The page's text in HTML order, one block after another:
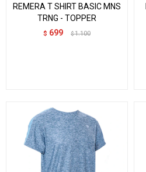
REMERA T SHIRT BASIC MNS
TRNG - TOPPER
$ 699 $ 1.100